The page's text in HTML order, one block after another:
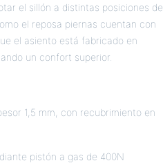
el sillón a distintas posiciones de
el reposa piernas cuentan con
el asiento está fabricado en
un confort superior.
1,5 mm, con recubrimiento en
pistón a gas de 400N